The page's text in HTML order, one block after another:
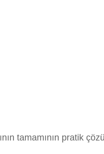
tamamının pratik